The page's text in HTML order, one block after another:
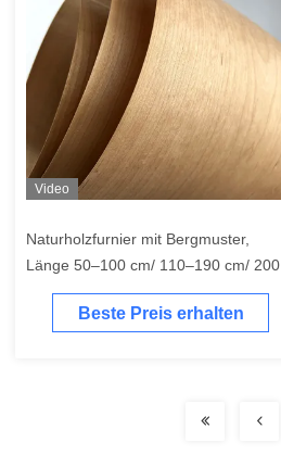
Video
Naturholzfurnier mit Bergmuster,
Länge 50–100 cm/ 110–190 cm/ 200–
140 cm/ 250–360 cm
Beste Preis erhalten